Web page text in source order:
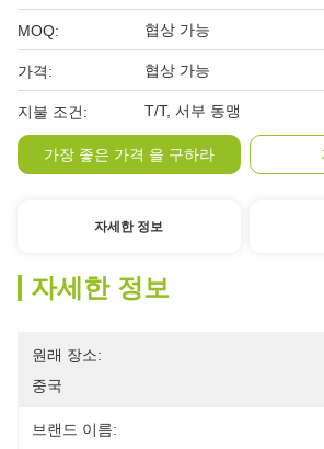
MOQ: 협상 가능
가격: 협상 가능
지불 조건: T/T, 서부 동맹
가장 좋은 가격 을 구하라
자세한 정보
자세한 정보
원래 장소:
중국
브랜드 이름: